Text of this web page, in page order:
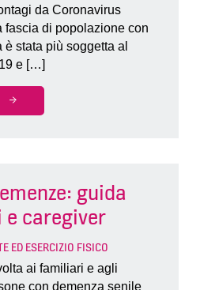
da Coronavirus
fascia di popolazione con
stata più soggetta al
e […]
guida
caregiver
ED ESERCIZIO FISICO
ai familiari e agli
con demenza senile